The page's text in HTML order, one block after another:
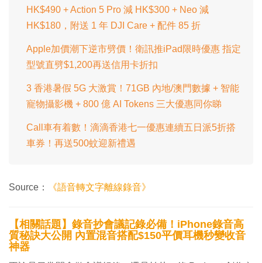
HK$490 + Action 5 Pro 減 HK$300 + Neo 減
HK$180，附送 1 年 DJI Care + 配件 85 折
Apple加價潮下逆市劈價！衛訊推iPad限時優惠 指定
型號直劈$1,200再送信用卡折扣
3 香港暑假 5G 大激賞！71GB 內地/澳門數據 + 智能
寵物攝影機 + 800 億 AI Tokens 三大優惠同你睇
Call車有着數！滴滴香港七一優惠連續五日派5折搭
車券！再送500蚊迎新禮遇
Source： 《語音轉文字離線錄音》
【相關話題】錄音抄會議記錄必備！iPhone錄音高
質秘訣大公開 內置混音搭配$150平價耳機秒變收音
神器